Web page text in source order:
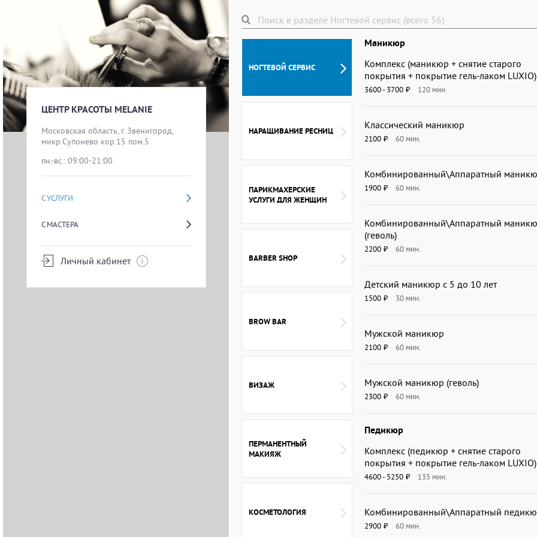
ЦЕНТР КРАСОТЫ MELANIE
Московская область, г. Звенигород,
микр.Супонево кор.15 пом.5
пн.-вс.: 09:00-21:00
С УСЛУГИ
С МАСТЕРА
Личный кабинет
НОГТЕВОЙ СЕРВИС
НАРАЩИВАНИЕ РЕСНИЦ
ПАРИКМАХЕРСКИЕ
УСЛУГИ ДЛЯ ЖЕНЩИН
BARBER SHOP
BROW BAR
ВИЗАЖ
ПЕРМАНЕНТНЫЙ
МАКИЯЖ
КОСМЕТОЛОГИЯ
Маникюр
Комплекс (маникюр + снятие старого
покрытия + покрытие гель-лаком LUXIO)
3600 - 3700 ₽ 120 мин.
Классический маникюр
2100 ₽ 60 мин.
Комбинированный\Аппаратный
1900 ₽ 60 мин.
Комбинированный\Аппаратный
(геволь)
2200 ₽ 60 мин.
Детский маникюр с 5 до 10 лет
1500 ₽ 30 мин.
Мужской маникюр
2100 ₽ 60 мин.
Мужской маникюр (геволь)
2300 ₽ 60 мин.
Педикюр
Комплекс (педикюр + снятие старого
покрытия + покрытие гель-лаком LUXIO)
4600 - 5250 ₽ 135 мин.
Комбинированный\Аппаратный
2900 ₽ 60 мин.